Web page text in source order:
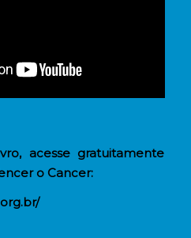
acesse gratuitamente
o Cancer: